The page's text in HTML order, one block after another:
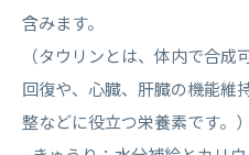
含みます。
（タウリンとは、体内で合成
回復や、心臓、肝臓の機能維
整などに役立つ栄養素です。）